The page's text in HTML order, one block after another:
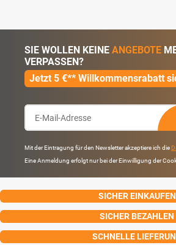
SIE WOLLEN KEINE ANGEBOTE
VERPASSEN?
Jetzt 5 €** Willkommensrabatt
Mit der Eintragung für den Newsletter akzeptiere ich die
Eine Anmeldung erfolgt nur bei der Einwilligung der
SICHER EINKAUFEN
SICHER BEZAHLEN
SCHNELLE